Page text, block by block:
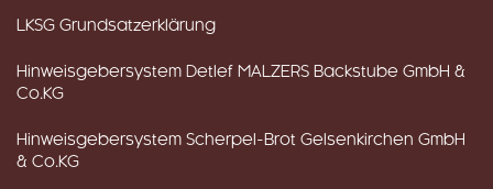
LKSG Grundsatzerklärung
Hinweisgebersystem Detlef MALZERS Backstube GmbH &
Co.KG
Hinweisgebersystem Scherpel-Brot Gelsenkirchen GmbH
& Co.KG